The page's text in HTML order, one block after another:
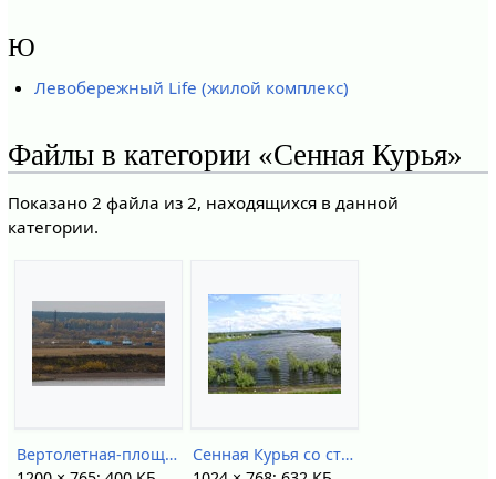
Ю
Левобережный Life (жилой комплекс)
Файлы в категории «Сенная Курья»
Показано 2 файла из 2, находящихся в данной
категории.
Вертолетная-площадка-на-Курье---IMG 1124.jpg
Сенная Курья со стороны поста ДПС.jpg